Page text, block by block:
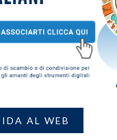
AL WEB